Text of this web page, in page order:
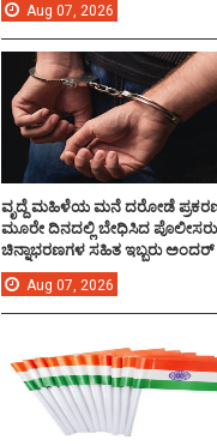
Aug 07, 2026
ವೃದ್ದೆ ಮಹಿಳೆಯ ಮನೆ ದರೋಡೆ
ಮೂರೇ ದಿನದಲ್ಲಿ ಬೇಧಿಸಿದ
ಚಿನ್ನಾಭರಣಗಳ ಸಹಿತ ಇಬ್ಬರು ಅಂದರ್
Aug 07, 2026